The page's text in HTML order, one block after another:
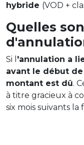
hybride (VOD +
Quelles
Si l 'annulation a
avant le début
montant est dû.
à titre gracieux à
six mois suivants la